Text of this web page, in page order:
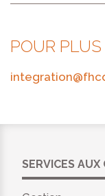
POUR
SERVICES AUX